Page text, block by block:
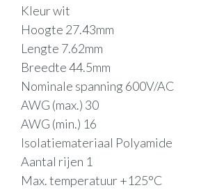
Kleur wit
Hoogte 27.43mm
Lengte 7.62mm
Breedte 44.5mm
Nominale spanning 600V/AC
AWG (max.) 30
AWG (min.) 16
Isolatiemateriaal Polyamide
Aantal rijen 1
Max. temperatuur +125°C